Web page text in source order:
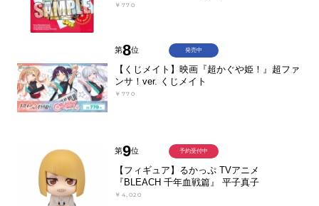
￥770
第8位
【くじメイト】映画『超かぐや姫！』超ファ
ンサ！ver. くじメイト
￥770
発売中
第9位
【フィギュア】るかっぷ TVアニメ
『BLEACH 千年血戦篇』 平子真子
￥4,020
予約受付中